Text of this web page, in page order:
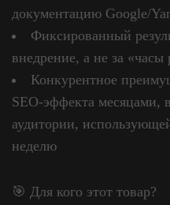
документацию Google/
Фиксированный
внедрение, а не за «часы
Конкурентное
SEO-эффекта месяцами,
аудитории,
неделю
🎯 Для кого этот товар?